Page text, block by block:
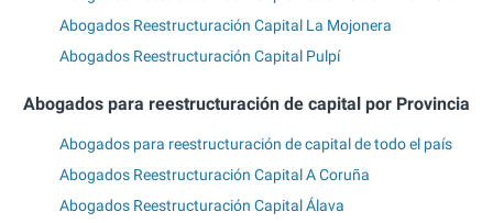
Abogados Reestructuración Capital La Mojonera
Abogados Reestructuración Capital Pulpí
Abogados para reestructuración de capital por Provincia
Abogados para reestructuración de capital de todo el país
Abogados Reestructuración Capital A Coruña
Abogados Reestructuración Capital Álava